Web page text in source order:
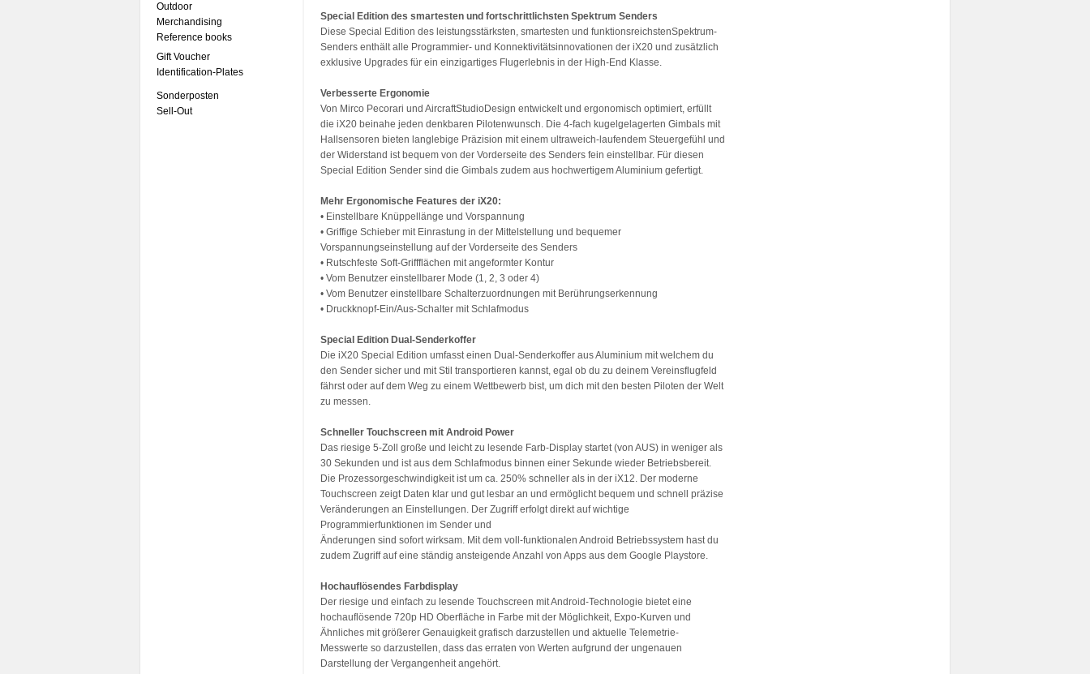
Outdoor
Merchandising
Reference books
Gift Voucher
Identification-Plates
Sonderposten
Sell-Out
Special Edition des smartesten und fortschrittlichsten Spektrum Senders
Diese Special Edition des leistungsstärksten, smartesten und funktionsreichstenSpektrum-
Senders enthält alle Programmier- und Konnektivitätsinnovationen der iX20 und zusätzlich
exklusive Upgrades für ein einzigartiges Flugerlebnis in der High-End Klasse.
Verbesserte Ergonomie
Von Mirco Pecorari und AircraftStudioDesign entwickelt und ergonomisch optimiert, erfüllt
die iX20 beinahe jeden denkbaren Pilotenwunsch. Die 4-fach kugelgelagerten Gimbals mit
Hallsensoren bieten langlebige Präzision mit einem ultraweich-laufendem Steuergefühl und
der Widerstand ist bequem von der Vorderseite des Senders fein einstellbar. Für diesen
Special Edition Sender sind die Gimbals zudem aus hochwertigem Aluminium gefertigt.
Mehr Ergonomische Features der iX20:
• Einstellbare Knüppellänge und Vorspannung
• Griffige Schieber mit Einrastung in der Mittelstellung und bequemer
Vorspannungseinstellung auf der Vorderseite des Senders
• Rutschfeste Soft-Griffflächen mit angeformter Kontur
• Vom Benutzer einstellbarer Mode (1, 2, 3 oder 4)
• Vom Benutzer einstellbare Schalterzuordnungen mit Berührungserkennung
• Druckknopf-Ein/Aus-Schalter mit Schlafmodus
Special Edition Dual-Senderkoffer
Die iX20 Special Edition umfasst einen Dual-Senderkoffer aus Aluminium mit welchem du
den Sender sicher und mit Stil transportieren kannst, egal ob du zu deinem Vereinsflugfeld
fährst oder auf dem Weg zu einem Wettbewerb bist, um dich mit den besten Piloten der Welt
zu messen.
Schneller Touchscreen mit Android Power
Das riesige 5-Zoll große und leicht zu lesende Farb-Display startet (von AUS) in weniger als
30 Sekunden und ist aus dem Schlafmodus binnen einer Sekunde wieder Betriebsbereit.
Die Prozessorgeschwindigkeit ist um ca. 250% schneller als in der iX12. Der moderne
Touchscreen zeigt Daten klar und gut lesbar an und ermöglicht bequem und schnell präzise
Veränderungen an Einstellungen. Der Zugriff erfolgt direkt auf wichtige
Programmierfunktionen im Sender und
Änderungen sind sofort wirksam. Mit dem voll-funktionalen Android Betriebssystem hast du
zudem Zugriff auf eine ständig ansteigende Anzahl von Apps aus dem Google Playstore.
Hochauflösendes Farbdisplay
Der riesige und einfach zu lesende Touchscreen mit Android-Technologie bietet eine
hochauflösende 720p HD Oberfläche in Farbe mit der Möglichkeit, Expo-Kurven und
Ähnliches mit größerer Genauigkeit grafisch darzustellen und aktuelle Telemetrie-
Messwerte so darzustellen, dass das erraten von Werten aufgrund der ungenauen
Darstellung der Vergangenheit angehört.